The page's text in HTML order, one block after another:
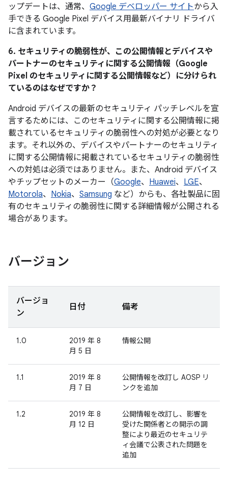
ップデートは、通常、 Google デベロッパー サイトから入
手できる Google Pixel デバイス用最新バイナリ ドライバ
に含まれています。
6. セキュリティの脆弱性が、この公開情報とデバイスや
パートナーのセキュリティに関する公開情報（Google
Pixel のセキュリティに関する公開情報など）に分けられ
ているのはなぜですか？
Android デバイスの最新のセキュリティ パッチレベルを宣
言するためには、このセキュリティに関する公開情報に掲
載されているセキュリティの脆弱性への対処が必要となり
ます。それ以外の、デバイスやパートナーのセキュリティ
に関する公開情報に掲載されているセキュリティの脆弱性
への対処は必須ではありません。また、Android デバイス
やチップセットのメーカー（Google、 Huawei、 LGE、
Motorola、 Nokia、 Samsung など）からも、各社製品に固
有のセキュリティの脆弱性に関する詳細情報が公開される
場合があります。
バージョン
バージョ
ン
日付 備考
1.0
2019 年 8
月 5 日
情報公開
1.1
2019 年 8
月 7 日
公開情報を改訂し AOSP リ
ンクを追加
1.2
2019 年 8
月 12 日
公開情報を改訂し、影響を
受けた関係者との開示の調
整により最近のセキュリテ
ィ会議で公表された問題を
追加